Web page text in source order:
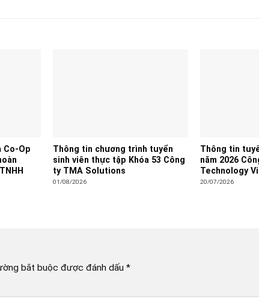
Co-Op
Thông tin chương trình tuyển
sinh viên thực tập Khóa 53 Công
ty TMA Solutions
01/08/2026
Thông tin
năm 2026
Technology
20/07/2026
bắt buộc được đánh dấu *